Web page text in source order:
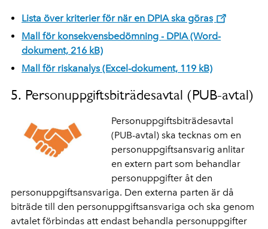
Lista över kriterier för när en DPIA ska göras
Mall för konsekvensbedömning - DPIA (Word-
dokument, 216 kB)
Mall för riskanalys (Excel-dokument, 119 kB)
5. Personuppgiftsbiträdesavtal (PUB-avtal)
Personuppgiftsbiträdesavtal
(PUB-avtal) ska tecknas om en
personuppgiftsansvarig anlitar
en extern part som behandlar
personuppgifter åt den
personuppgiftsansvariga. Den externa parten är då
biträde till den personuppgiftsansvariga och ska genom
avtalet förbindas att endast behandla personuppgifter